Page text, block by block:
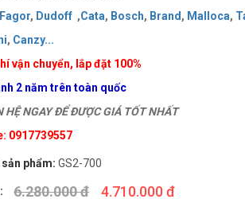
Fagor, Dudoff ,Cata, Bosch, Brand, Malloca,
, Canzy...
vận chuyển, lắp đặt 100%
2 năm trên toàn quốc
NGAY ĐỂ ĐƯỢC GIÁ TỐT NHẤT
0917739557
sản phẩm: GS2-700
6.280.000 đ 4.710.000 đ